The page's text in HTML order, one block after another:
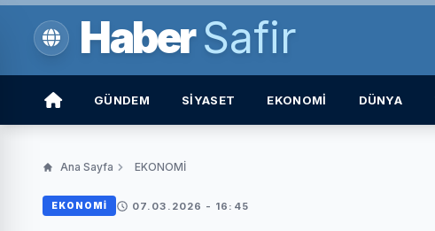
HaberSafir
GÜNDEM SİYASET EKONOMİ DÜNYA
Ana Sayfa EKONOMİ
EKONOMİ 07.03.2026 - 16:45